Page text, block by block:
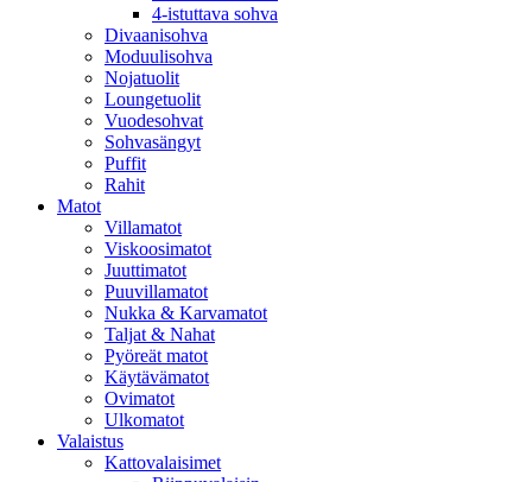
4-istuttava sohva
Divaanisohva
Moduulisohva
Nojatuolit
Loungetuolit
Vuodesohvat
Sohvasängyt
Puffit
Rahit
Matot
Villamatot
Viskoosimatot
Juuttimatot
Puuvillamatot
Nukka & Karvamatot
Taljat & Nahat
Pyöreät matot
Käytävämatot
Ovimatot
Ulkomatot
Valaistus
Kattovalaisimet